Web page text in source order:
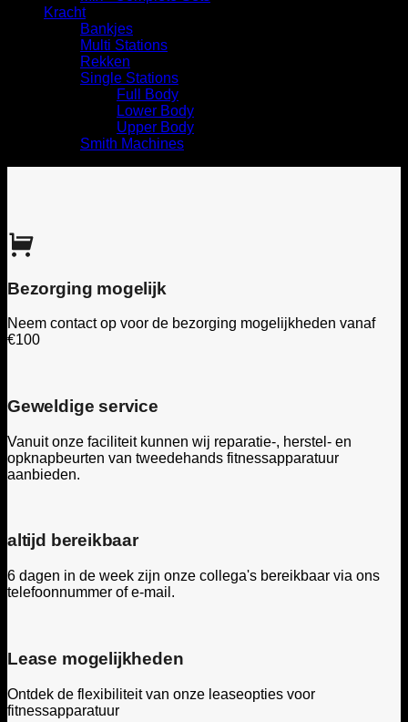
Kracht
Bankjes
Multi Stations
Rekken
Single Stations
Full Body
Lower Body
Upper Body
Smith Machines
Bezorging mogelijk
Neem contact op voor de bezorging mogelijkheden vanaf
€100
Geweldige service
Vanuit onze faciliteit kunnen wij reparatie-, herstel- en
opknapbeurten van tweedehands fitnessapparatuur
aanbieden.
altijd bereikbaar
6 dagen in de week zijn onze collega's bereikbaar via ons
telefoonnummer of e-mail.
Lease mogelijkheden
Ontdek de flexibiliteit van onze leaseopties voor
fitnessapparatuur